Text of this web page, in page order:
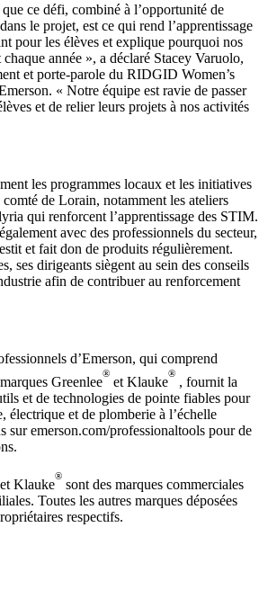
que ce défi, combiné à l’opportunité de
le projet, est ce qui rend l’apprentissage
pour les élèves et explique pourquoi nos
chaque année », a déclaré Stacey Varuolo,
et porte-parole du RIDGID Women’s
« Notre équipe est ravie de passer
et de relier leurs projets à nos activités
les programmes locaux et les initiatives
de Lorain, notamment les ateliers
qui renforcent l’apprentissage des STIM.
avec des professionnels du secteur,
et fait don de produits régulièrement.
ses dirigeants siègent au sein des conseils
afin de contribuer au renforcement
d’Emerson, qui comprend
Greenlee
®
et Klauke
®
, fournit la
et de technologies de pointe fiables pour
électrique et de plomberie à l’échelle
sur emerson.com/professionaltools pour de
et Klauke
®
sont des marques commerciales
Toutes les autres marques déposées
respectifs.